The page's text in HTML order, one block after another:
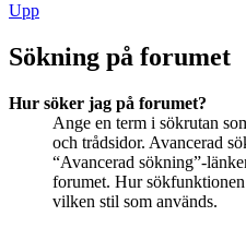
Upp
Sökning på forumet
Hur söker jag på forumet?
Ange en term i sökrutan
och trådsidor. Avancerad
“Avancerad sökning”-
forumet. Hur
vilken stil som används.